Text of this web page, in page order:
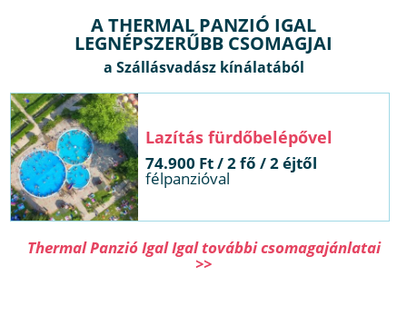
A THERMAL PANZIÓ IGAL
LEGNÉPSZERŰBB CSOMAGJAI
/ 2 fő / 2 éjtőlfélpanzióval
Thermal Panzió Igal Igal további csomagajánlatai
>>